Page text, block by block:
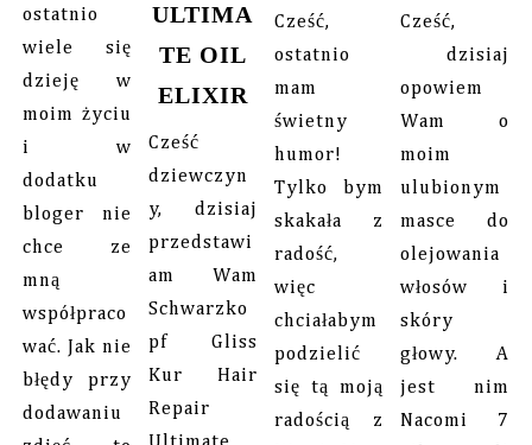
ostatnio
wiele się
dzieję w
moim życiu
i w
dodatku
bloger nie
chce ze
mną
współpraco
wać. Jak nie
błędy przy
dodawaniu
ULTIMA
TE OIL
ELIXIR
Cześć
dziewczyn
y, dzisiaj
przedstawi
am Wam
Schwarzko
pf Gliss
Kur Hair
Repair
Cześć,
ostatnio
mam
świetny
humor!
Tylko bym
skakała z
radość,
więc
chciałabym
podzielić
się tą moją
radością z
Cześć,
dzisiaj
opowiem
Wam o
moim
ulubionym
masce do
olejowania
włosów i
skóry
głowy. A
jest nim
Nacomi 7